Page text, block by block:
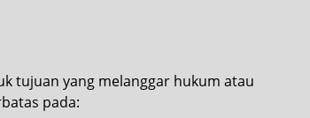
tujuan yang melanggar hukum atau
pada: